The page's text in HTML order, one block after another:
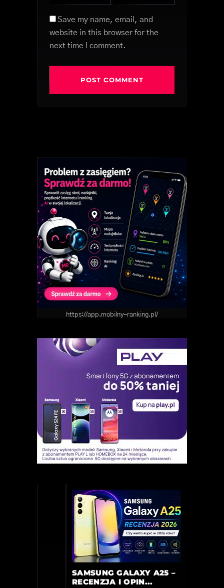
Save my name, email, and
website in this browser for the
next time I comment.
https://app.mobilny-ranking.pl/
SAMSUNG GALAXY A25 –
RECENZJA I OPIN...